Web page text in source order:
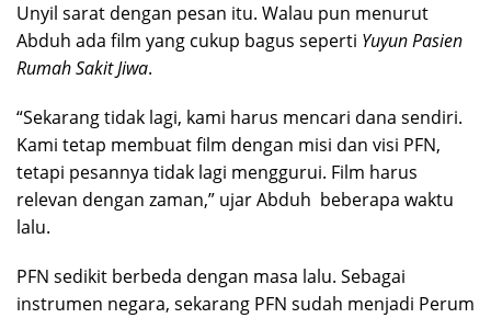
Unyil sarat dengan pesan itu. Walau pun menurut
Abduh ada film yang cukup bagus seperti Yuyun Pasien
Rumah Sakit Jiwa.
“Sekarang tidak lagi, kami harus mencari dana sendiri.
Kami tetap membuat film dengan misi dan visi PFN,
tetapi pesannya tidak lagi menggurui. Film harus
relevan dengan zaman,” ujar Abduh beberapa waktu
lalu.
PFN sedikit berbeda dengan masa lalu. Sebagai
instrumen negara, sekarang PFN sudah menjadi Perum